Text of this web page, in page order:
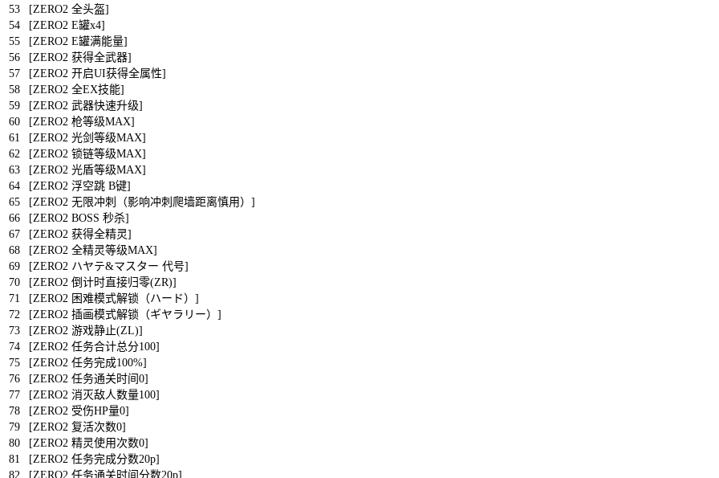
53
54
55
56
57
58
59
60
61
62
63
64
65
66
67
68
69
70
71
72
73
74
75
76
77
78
79
80
81
82
[ZERO2 全头盔]
[ZERO2 E罐x4]
[ZERO2 E罐满能量]
[ZERO2 获得全武器]
[ZERO2 开启UI获得全属性]
[ZERO2 全EX技能]
[ZERO2 武器快速升级]
[ZERO2 枪等级MAX]
[ZERO2 光剑等级MAX]
[ZERO2 锁链等级MAX]
[ZERO2 光盾等级MAX]
[ZERO2 浮空跳 B键]
[ZERO2 无限冲刺（影响冲刺爬墙距离慎用） ]
[ZERO2 BOSS 秒杀]
[ZERO2 获得全精灵]
[ZERO2 全精灵等级MAX]
[ZERO2 ハヤテ&マスター 代号]
[ZERO2 倒计时直接归零(ZR)]
[ZERO2 困难模式解锁（ハード） ]
[ZERO2 插画模式解锁（ギヤラリー） ]
[ZERO2 游戏静止(ZL)]
[ZERO2 任务合计总分100]
[ZERO2 任务完成100%]
[ZERO2 任务通关时间 0]
[ZERO2 消灭敌人数量100]
[ZERO2 受伤HP量0]
[ZERO2 复活次数0]
[ZERO2 精灵使用次数0]
[ZERO2 任务完成分数20p]
[ZERO2 任务通关时间分数20p]